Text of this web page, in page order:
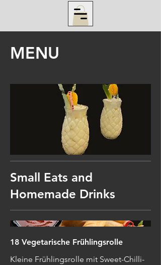
MENU
Small Eats and
Homemade Drinks
18 Vegetarische Frühlingsrolle
Kleine Frühlingsrolle mit Sweet-Chilli-